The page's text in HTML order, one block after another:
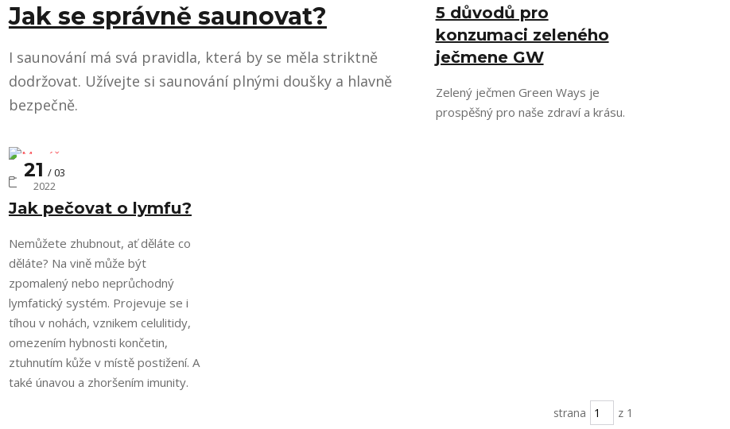
Jak se správně saunovat?
I saunování má svá pravidla, která by se měla striktně
dodržovat. Užívejte si saunování plnými doušky a hlavně
bezpečně.
5 důvodů pro
konzumaci zeleného
ječmene GW
Zelený ječmen Green Ways je
prospěšný pro naše zdraví a krásu.
Jak pečovat o lymfu?
21
03
2022
Masáže
Nemůžete zhubnout, ať děláte co
děláte? Na vině může být
zpomalený nebo neprůchodný
lymfatický systém. Projevuje se i
tíhou v nohách, vznikem celulitidy,
omezením hybnosti končetin,
ztuhnutím kůže v místě postižení. A
také únavou a zhoršením imunity.
strana z 1